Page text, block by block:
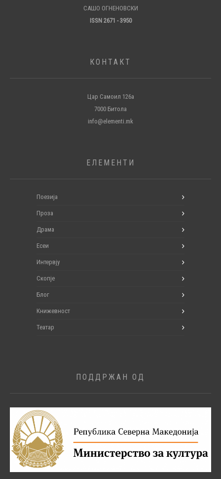
САШО ОГНЕНОВСКИ
ISSN 2671 - 3950
КОНТАКТ
Цар Самоил 126а
7000 Битола
info@elementi.mk
ЕЛЕМЕНТИ
Поезија
Проза
Драма
Есеи
Интервју
Скопје
Блог
Книжевност
Театар
ПОДДРЖАН ОД